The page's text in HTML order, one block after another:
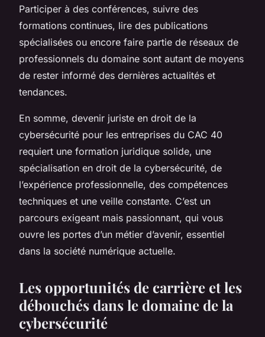
Participer à des conférences, suivre des
formations continues, lire des publications
spécialisées ou encore faire partie de réseaux de
professionnels du domaine sont autant de moyens
de rester informé des dernières actualités et
tendances.
En somme, devenir juriste en droit de la
cybersécurité pour les entreprises du CAC 40
requiert une formation juridique solide, une
spécialisation en droit de la cybersécurité, de
l’expérience professionnelle, des compétences
techniques et une veille constante. C’est un
parcours exigeant mais passionnant, qui vous
ouvre les portes d’un métier d’avenir, essentiel
dans la société numérique actuelle.
Les opportunités de carrière et les
débouchés dans le domaine de la
cybersécurité